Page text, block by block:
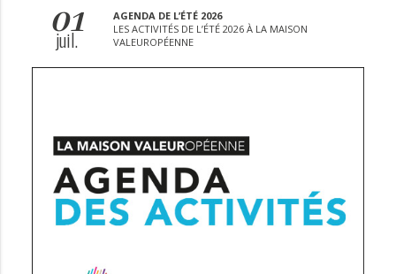
01
juil.
AGENDA DE L’ÉTÉ 2026
LES ACTIVITÉS DE L’ÉTÉ 2026 À LA MAISON
VALEUROPÉENNE